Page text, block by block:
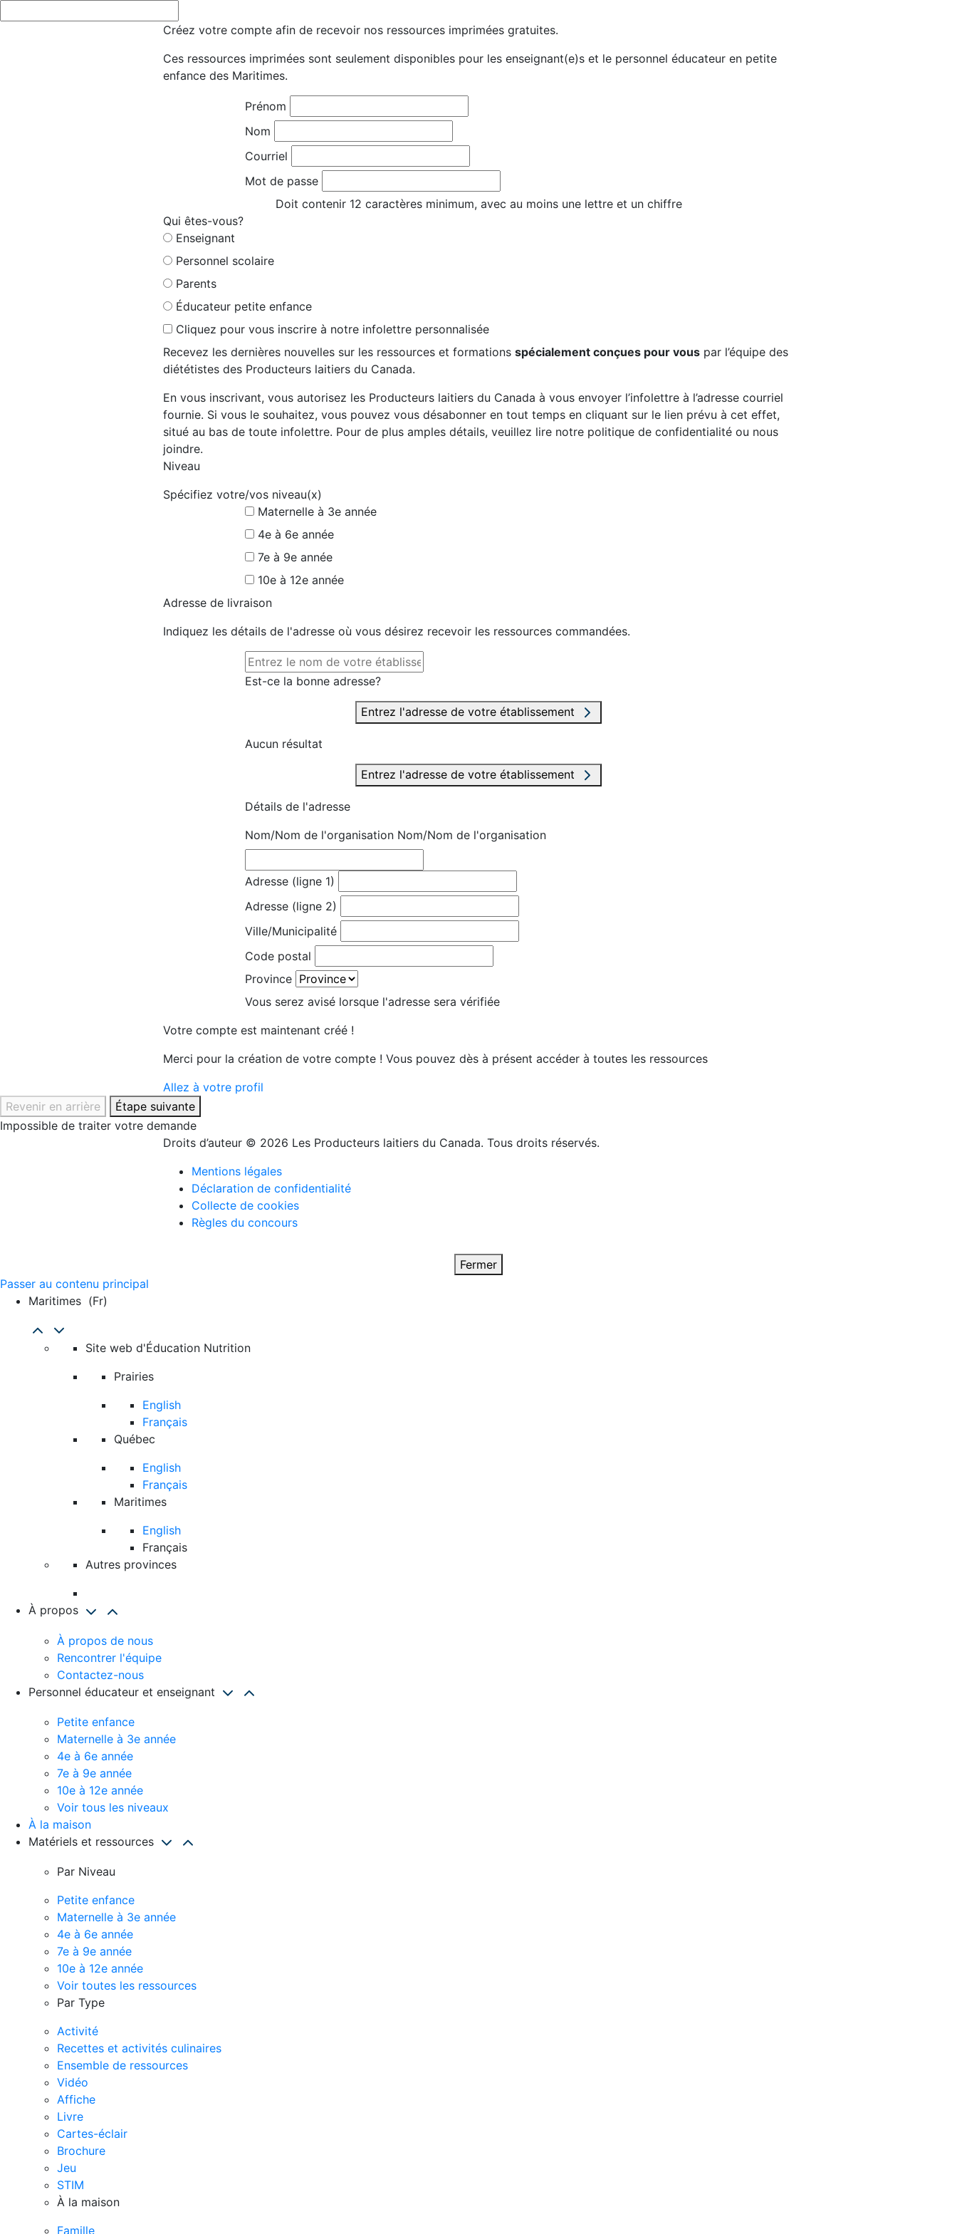
Créez votre compte afin de recevoir nos ressources imprimées gratuites.
Ces ressources imprimées sont seulement disponibles pour les enseignant(e)s et le personnel éducateur en petite
enfance des Maritimes.
Prénom
Nom
Courriel
Mot de passe
Doit contenir 12 caractères minimum, avec au moins une lettre et un chiffre
Qui êtes-vous?
Enseignant
Personnel scolaire
Parents
Éducateur petite enfance
Cliquez pour vous inscrire à notre infolettre personnalisée
Recevez les dernières nouvelles sur les ressources et formations spécialement conçues pour vous par l’équipe des
diététistes des Producteurs laitiers du Canada.
En vous inscrivant, vous autorisez les Producteurs laitiers du Canada à vous envoyer l’infolettre à l’adresse courriel
fournie. Si vous le souhaitez, vous pouvez vous désabonner en tout temps en cliquant sur le lien prévu à cet effet,
situé au bas de toute infolettre. Pour de plus amples détails, veuillez lire notre politique de confidentialité ou nous
joindre.
Niveau
Spécifiez votre/vos niveau(x)
Maternelle à 3e année
4e à 6e année
7e à 9e année
10e à 12e année
Adresse de livraison
Indiquez les détails de l'adresse où vous désirez recevoir les ressources commandées.
Est-ce la bonne adresse?
Entrez l'adresse de votre établissement
Aucun résultat
Entrez l'adresse de votre établissement
Détails de l'adresse
Nom/Nom de l'organisation Nom/Nom de l'organisation
Adresse (ligne 1)
Adresse (ligne 2)
Ville/Municipalité
Code postal
Province
Vous serez avisé lorsque l'adresse sera vérifiée
Votre compte est maintenant créé !
Merci pour la création de votre compte ! Vous pouvez dès à présent accéder à toutes les ressources
Allez à votre profil
Revenir en arrière
Étape suivante
Impossible de traiter votre demande
Droits d’auteur © 2026 Les Producteurs laitiers du Canada. Tous droits réservés.
Mentions légales
Déclaration de confidentialité
Collecte de cookies
Règles du concours
Fermer
Passer au contenu principal
Maritimes (fr)
Site web d'Éducation Nutrition
Prairies
English
Français
Québec
English
Français
Maritimes
English
Français
Autres provinces
À propos
À propos de nous
Rencontrer l'équipe
Contactez-nous
Personnel éducateur et enseignant
Petite enfance
Maternelle à 3e année
4e à 6e année
7e à 9e année
10e à 12e année
Voir tous les niveaux
À la maison
Matériels et ressources
Par Niveau
Petite enfance
Maternelle à 3e année
4e à 6e année
7e à 9e année
10e à 12e année
Voir toutes les ressources
Par Type
Activité
Recettes et activités culinaires
Ensemble de ressources
Vidéo
Affiche
Livre
Cartes-éclair
Brochure
Jeu
STIM
À la maison
Famille